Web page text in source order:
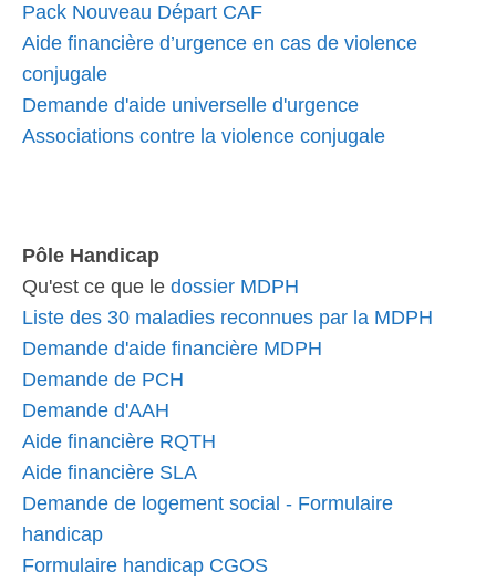
Pack Nouveau Départ CAF
Aide financière d’urgence en cas de violence
conjugale
Demande d'aide universelle d'urgence
Associations contre la violence conjugale
Pôle Handicap
Qu'est ce que le dossier MDPH
Liste des 30 maladies reconnues par la MDPH
Demande d'aide financière MDPH
Demande de PCH
Demande d'AAH
Aide financière RQTH
Aide financière SLA
Demande de logement social - Formulaire
handicap
Formulaire handicap CGOS